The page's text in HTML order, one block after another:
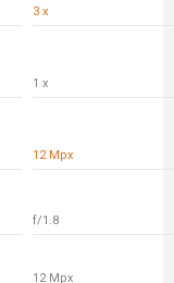
3 x
1 x
12 Mpx
f/1.8
12 Mpx